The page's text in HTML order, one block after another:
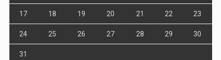
17 18 19 20 21 22 23
24 25 26 27 28 29 30
31